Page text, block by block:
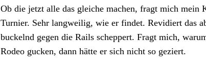
Ob die jetzt alle das gleiche machen, fragt mich mein
Turnier. Sehr langweilig, wie er findet. Revidiert das
buckelnd gegen die Rails scheppert. Fragt mich,
Rodeo gucken, dann hätte er sich nicht so geziert.